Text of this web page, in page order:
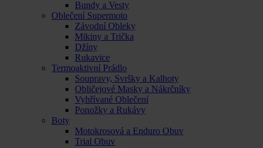
Bundy a Vesty
Oblečení Supermoto
Závodní Obleky
Mikiny a Trička
Džíny
Rukavice
Termoaktivní Prádlo
Soupravy, Svršky a Kalhoty
Obličejové Masky a Nákrčníky
Vyhřívané Oblečení
Ponožky a Rukávy
Boty
Motokrosová a Enduro Obuv
Trial Obuv